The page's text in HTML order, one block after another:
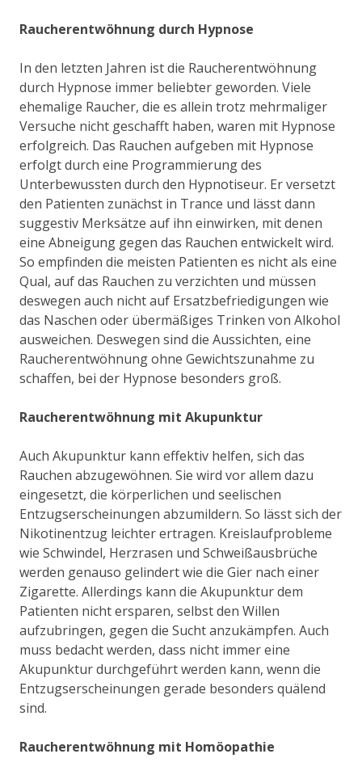
Raucherentwöhnung durch Hypnose
In den letzten Jahren ist die Raucherentwöhnung
durch Hypnose immer beliebter geworden. Viele
ehemalige Raucher, die es allein trotz mehrmaliger
Versuche nicht geschafft haben, waren mit Hypnose
erfolgreich. Das Rauchen aufgeben mit Hypnose
erfolgt durch eine Programmierung des
Unterbewussten durch den Hypnotiseur. Er versetzt
den Patienten zunächst in Trance und lässt dann
suggestiv Merksätze auf ihn einwirken, mit denen
eine Abneigung gegen das Rauchen entwickelt wird.
So empfinden die meisten Patienten es nicht als eine
Qual, auf das Rauchen zu verzichten und müssen
deswegen auch nicht auf Ersatzbefriedigungen wie
das Naschen oder übermäßiges Trinken von Alkohol
ausweichen. Deswegen sind die Aussichten, eine
Raucherentwöhnung ohne Gewichtszunahme zu
schaffen, bei der Hypnose besonders groß.
Raucherentwöhnung mit Akupunktur
Auch Akupunktur kann effektiv helfen, sich das
Rauchen abzugewöhnen. Sie wird vor allem dazu
eingesetzt, die körperlichen und seelischen
Entzugserscheinungen abzumildern. So lässt sich der
Nikotinentzug leichter ertragen. Kreislaufprobleme
wie Schwindel, Herzrasen und Schweißausbrüche
werden genauso gelindert wie die Gier nach einer
Zigarette. Allerdings kann die Akupunktur dem
Patienten nicht ersparen, selbst den Willen
aufzubringen, gegen die Sucht anzukämpfen. Auch
muss bedacht werden, dass nicht immer eine
Akupunktur durchgeführt werden kann, wenn die
Entzugserscheinungen gerade besonders quälend
sind.
Raucherentwöhnung mit Homöopathie